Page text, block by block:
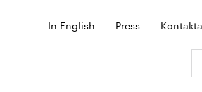
In English Press